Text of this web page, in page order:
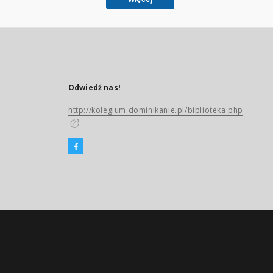
Odwiedź nas!
http://kolegium.dominikanie.pl/biblioteka.php